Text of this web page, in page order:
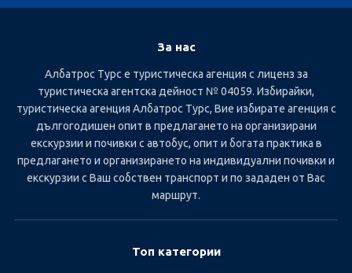
За нас
Албатрос Турс е туристическа агенция с лиценз за
туристическа агентска дейност № 04059. Избирайки,
туристическа агенция Албатрос Турс, Вие избирате агенция с
дългогодишен опит в предлагането на организирани
екскурзии и почивки с автобус, опит и богата практика в
предлагането и организирането на индивидуални почивки и
екскурзии с Ваш собствен транспорт и по зададен от Вас
маршрут.
Топ категории